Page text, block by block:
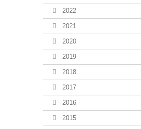
2022
2021
2020
2019
2018
2017
2016
2015